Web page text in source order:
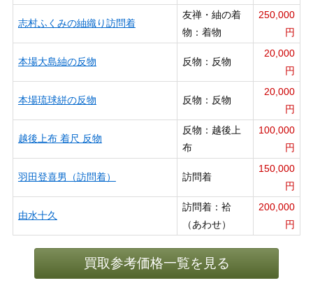
志村ふくみの紬織り訪問着
友禅・紬の着
物：着物
250,000
円
本場大島紬の反物 反物：反物
20,000
円
本場琉球絣の反物 反物：反物
20,000
円
越後上布 着尺 反物
反物：越後上
布
100,000
円
羽田登喜男（訪問着） 訪問着
150,000
円
由水十久
訪問着：袷
（あわせ）
200,000
円
買取参考価格一覧を見る